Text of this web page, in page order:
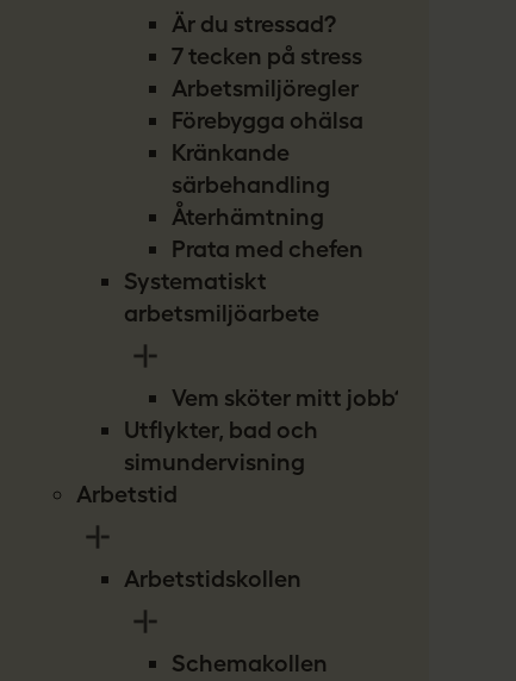
Är du stressad?
7 tecken på stress
Arbetsmiljöregler
Förebygga ohälsa
Kränkande
särbehandling
Återhämtning
Prata med chefen
Systematiskt
arbetsmiljöarbete
Vem sköter mitt jobb?
Utflykter, bad och
simundervisning
Arbetstid
Arbetstidskollen
Schemakollen